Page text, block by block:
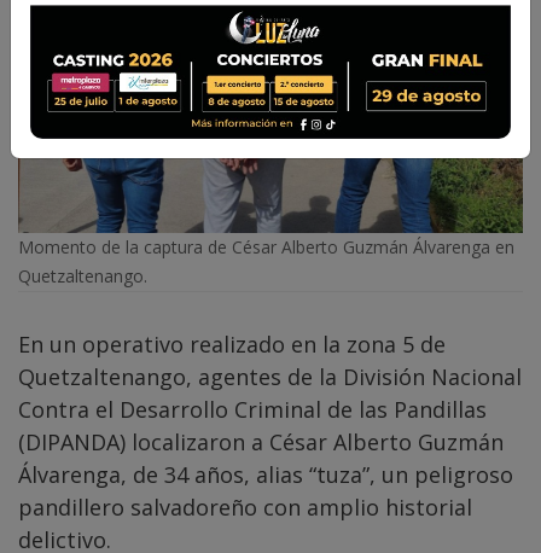
Momento de la captura de César Alberto Guzmán Álvarenga en
Quetzaltenango.
En un operativo realizado en la zona 5 de
Quetzaltenango, agentes de la División Nacional
Contra el Desarrollo Criminal de las Pandillas
(DIPANDA) localizaron a César Alberto Guzmán
Álvarenga, de 34 años, alias “tuza”, un peligroso
pandillero salvadoreño con amplio historial
delictivo.